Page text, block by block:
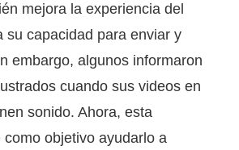
mejora la experiencia del
su capacidad para enviar y
embargo, algunos informaron
cuando sus videos en
sonido. Ahora, esta
como objetivo ayudarlo a